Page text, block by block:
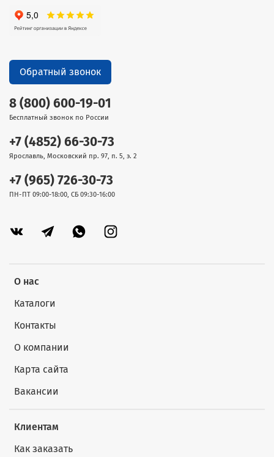
О нас
Каталоги
Контакты
О компании
Карта сайта
Вакансии
Клиентам
Как заказать
8 (800) 600-19-01
Бесплатный звонок по России
+7 (4852) 66-30-73
Ярославль, Московский пр. 97, п. 5, э. 2
+7 (965) 726-30-73
ПН-ПТ 09:00-18:00, СБ 09:30-16:00
Обратный звонок